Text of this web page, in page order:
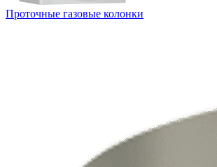
Проточные газовые колонки